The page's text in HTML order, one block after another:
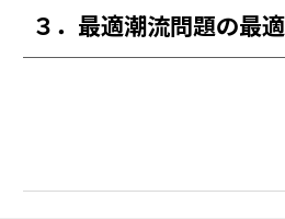
３．最適潮流問題の最